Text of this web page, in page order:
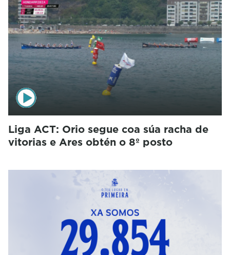
Liga ACT: Orio segue coa súa racha de
vitorias e Ares obtén o 8º posto